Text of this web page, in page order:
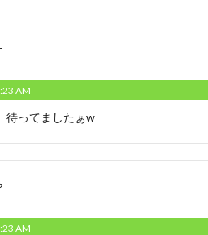
AM
待ってましたぁw
AM